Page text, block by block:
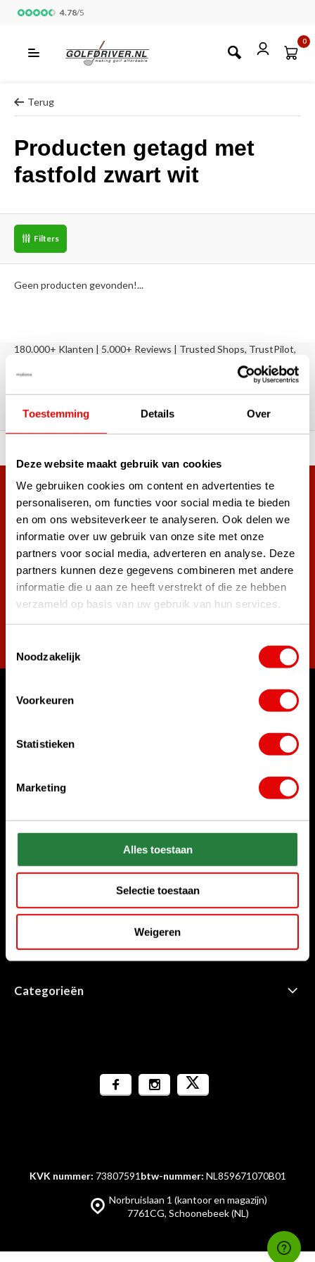
Toestemming Details Over
Deze website maakt gebruik van cookies
We gebruiken cookies om content en advertenties te
personaliseren, om functies voor social media te bieden
en om ons websiteverkeer te analyseren. Ook delen we
informatie over uw gebruik van onze site met onze
partners voor social media, adverteren en analyse. Deze
partners kunnen deze gegevens combineren met andere
informatie die u aan ze heeft verstrekt of die ze hebben
verzameld op basis van uw gebruik van hun services.
Noodzakelijk
Voorkeuren
Statistieken
Marketing
Alles toestaan
Selectie toestaan
Weigeren
4.78/5
0
Terug
Producten getagd met
fastfold zwart wit
Filters
Geen producten gevonden!...
180.000+ Klanten | 5.000+ Reviews | Trusted Shops, TrustPilot,
Reviews: Onze klanten aan het
woord
Meer dan 38.000 klanten hebben zich al
aangemeld.
Word ook lid van de nieuwsbrief en mis nooit meer de beste
golf aanbiedingen!
Waar kunnen we u mee helpen?
Bel ons gerust
Chat met ons
Stuur ons een e-mail
sales@golfdriver.nl
Klantenservice
Informatie
Categorieën
Norbruislaan 1 (kantoor en magazijn)
7761CG, Schoonebeek (NL)
KVK nummer: 73807591 btw-nummer: NL859671070B01